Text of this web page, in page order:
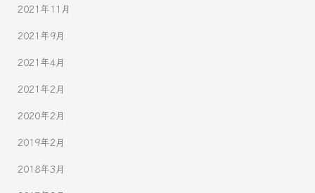
2021年11月
2021年9月
2021年4月
2021年2月
2020年2月
2019年2月
2018年3月